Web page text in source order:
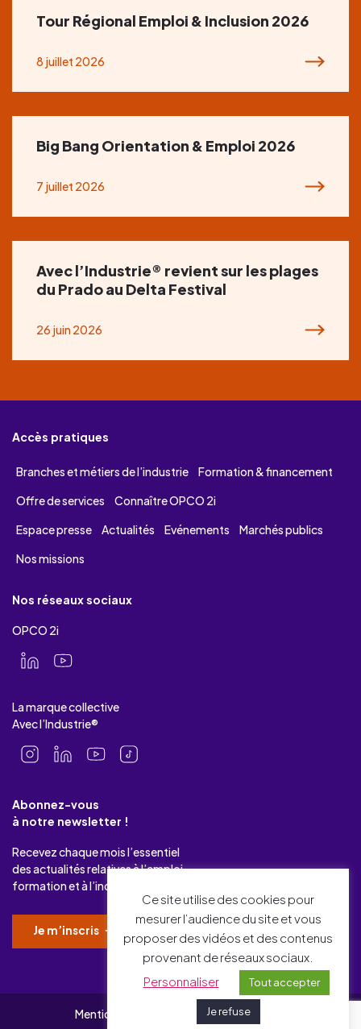
Tour Régional Emploi & Inclusion 2026
8 juillet 2026
Big Bang Orientation & Emploi 2026
7 juillet 2026
Avec l’Industrie® revient sur les plages
du Prado au Delta Festival
26 juin 2026
Accès pratiques
Branches et métiers de l’industrie
Formation & financement
Offre de services
Connaître OPCO 2i
Espace presse
Actualités Evénements
Marchés publics
Nos missions
Nos réseaux sociaux
OPCO 2i
La marque collective
Avec l’Industrie®
Abonnez-vous
à notre newsletter !
Recevez chaque mois l’essentiel
des actualités relatives à l’emploi-
formation et à l’industrie.
Je m’inscris
Mentions légales Gérer mes cookies
Ce site utilise des cookies pour
mesurer l’audience du site et vous
proposer des vidéos et des contenus
provenant de réseaux sociaux.
Personnaliser
Tout accepter
Je refuse